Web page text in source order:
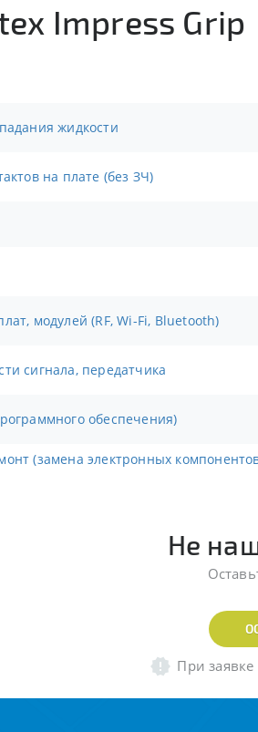
Impress Grip
жидкости
на плате (без ЗЧ)
модулей (RF, Wi-Fi, Bluetooth)
сигнала, передатчика
обеспечения)
Не
При заявке